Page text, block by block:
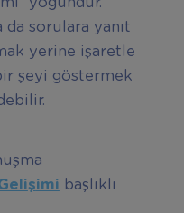
yoğundur.
sorulara yanıt
yerine işaretle
şeyi göstermek
şimi başlıklı